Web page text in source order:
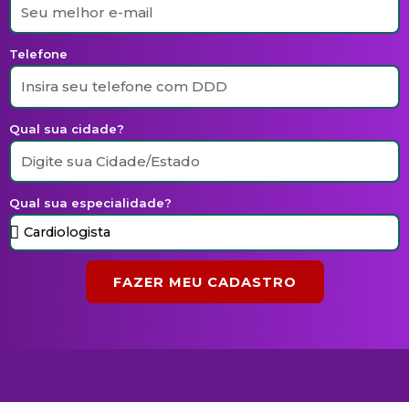
Telefone
Qual sua cidade?
Qual sua especialidade?
FAZER MEU CADASTRO